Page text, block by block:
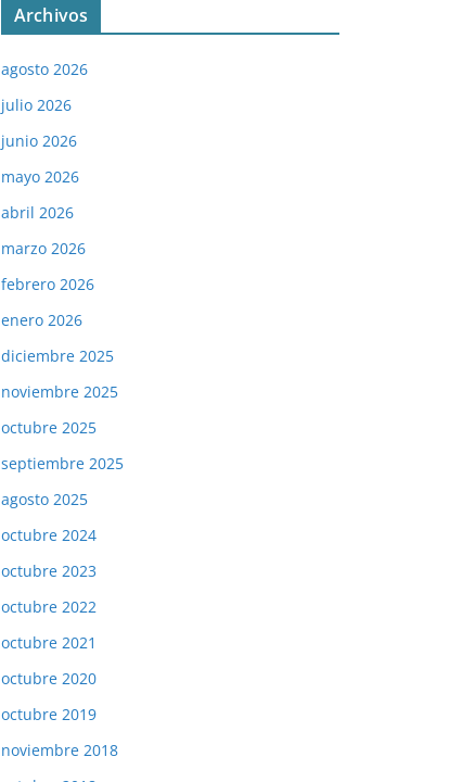
Archivos
agosto 2026
julio 2026
junio 2026
mayo 2026
abril 2026
marzo 2026
febrero 2026
enero 2026
diciembre 2025
noviembre 2025
octubre 2025
septiembre 2025
agosto 2025
octubre 2024
octubre 2023
octubre 2022
octubre 2021
octubre 2020
octubre 2019
noviembre 2018